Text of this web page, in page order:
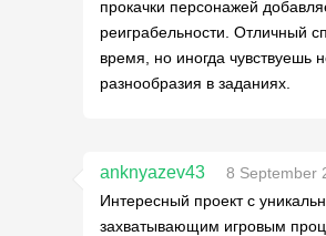
прокачки персонажей
реиграбельности. Отличный
время, но иногда чувствуешь
разнообразия в заданиях.
anknyazev43
8 September
Интересный проект с
захватывающим игровым